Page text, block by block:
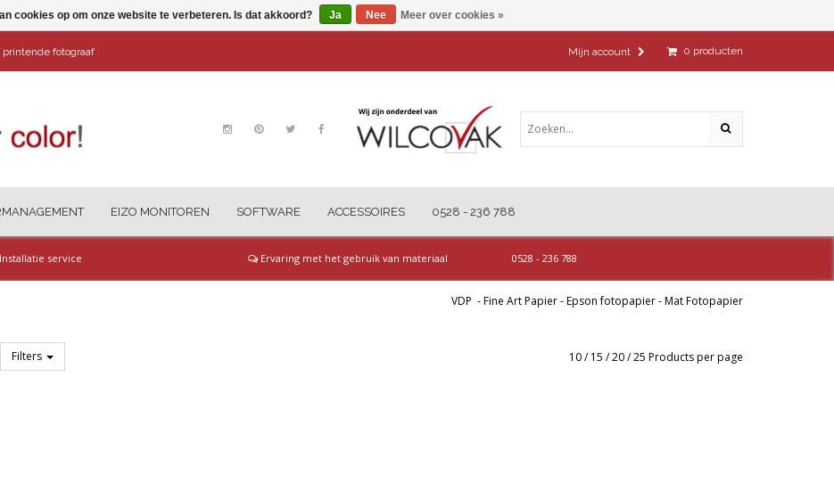
printende fotograaf 0 producten
Mijn account
EIZO MONITOREN SOFTWARE ACCESSOIRES 0528 - 236 788
service Ervaring met het gebruik van materiaal 0528 - 236 788
VDP -Fine Art Papier-Epson fotopapier-Mat Fotopapier
10/15 /20/25 Products per page
Filters
cookies op om onze website te verbeteren. Is dat akkoord? Ja Nee Meer over cookies »